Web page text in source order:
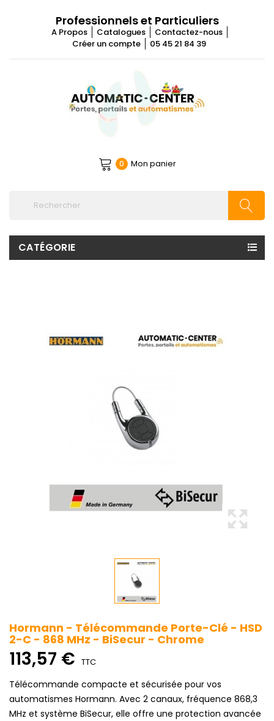
Professionnels et Particuliers
A Propos Catalogues
Contactez-nous
Créer un compte
05 45 21 84 39
0 Mon panier
CATÉGORIE
Hormann - Télécommande Porte-Clé - HSD
2-C - 868 MHz - BiSecur - Chrome
113,57 € TTC
Télécommande compacte et sécurisée pour vos
automatismes Hormann. Avec 2 canaux, fréquence 868,3
MHz et système BiSecur, elle offre une protection avancée